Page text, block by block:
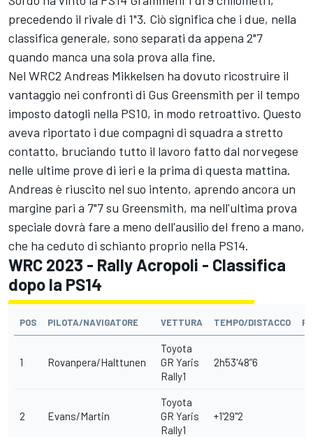
precedendo il rivale di 1"3. Ciò significa che i due, nella
classifica generale, sono separati da appena 2"7
quando manca una sola prova alla fine.
Nel WRC2 Andreas Mikkelsen ha dovuto ricostruire il
vantaggio nei confronti di Gus Greensmith per il tempo
imposto datogli nella PS10, in modo retroattivo. Questo
aveva riportato i due compagni di squadra a stretto
contatto, bruciando tutto il lavoro fatto dal norvegese
nelle ultime prove di ieri e la prima di questa mattina.
Andreas è riuscito nel suo intento, aprendo ancora un
margine pari a 7"7 su Greensmith, ma nell'ultima prova
speciale dovrà fare a meno dell'ausilio del freno a mano,
che ha ceduto di schianto proprio nella PS14.
WRC 2023 - Rally Acropoli - Classifica
dopo la PS14
POS PILOTA/NAVIGATORE VETTURA TEMPO/DISTACCO
1 Rovanpera/Halttunen
Toyota
GR Yaris
Rally1
2h53'48”6
2 Evans/Martin
Toyota
GR Yaris
Rally1
+1'29"2